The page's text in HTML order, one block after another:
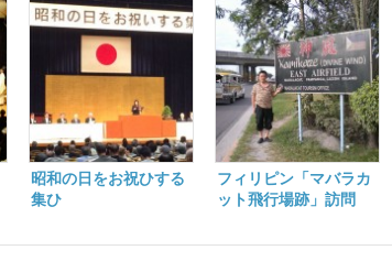
昭和の日をお祝ひする
集ひ
フィリピン「マバラカ
ット飛行場跡」訪問